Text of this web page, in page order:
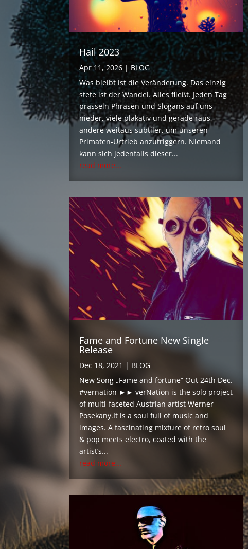
Hail 2023
Apr 11, 2026 | BLOG
Was bleibt ist die Veränderung. Das einzig
stete ist der Wandel. Alles fließt. Jeden Tag
prasseln Phrasen und Slogans auf uns
nieder, viele plakativ und gerade raus,
andere weitaus subtiler, um unseren
Primaten-Urtrieb anzutriggern. Niemand
kann sich jedenfalls dieser...
read more...
Fame and Fortune New Single
Release
Dec 18, 2021 | BLOG
New Song „Fame and fortune“ Out 24th Dec.
#vernation ►► verNation is the solo project
of multi-faceted Austrian artist Werner
Posekany.It is a soul full of music and
images. A fascinating mixture of retro soul
& pop meets electro, coated with the
artist’s...
read more...